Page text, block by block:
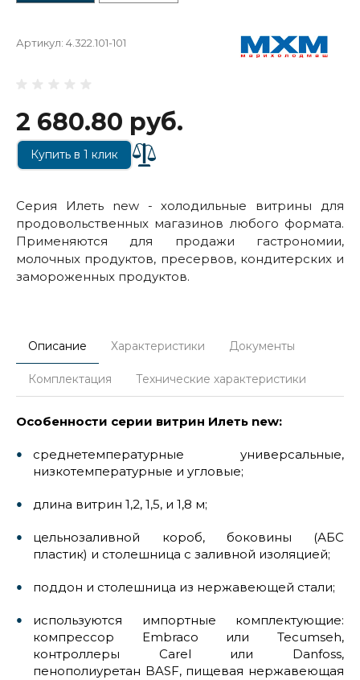
Артикул: 4.322.101-101
2 680.80 руб.
Купить в 1 клик
Серия Илеть new - холодильные витрины для
продовольственных магазинов любого формата.
Применяются для продажи гастрономии,
молочных продуктов, пресервов, кондитерских и
замороженных продуктов.
Описание Характеристики Документы
Комплектация Технические характеристики
Особенности серии витрин Илеть new:
среднетемпературные универсальные,
низкотемпературные и угловые;
длина витрин 1,2, 1,5, и 1,8 м;
цельнозаливной короб, боковины (АБС
пластик) и столешница с заливной изоляцией;
поддон и столешница из нержавеющей стали;
используются импортные комплектующие:
компрессор Embraco или Tecumseh,
контроллеры Carel или Danfoss,
пенополиуретан BASF, пищевая нержавеющая